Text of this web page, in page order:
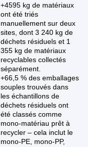
+4595 kg de matériaux
ont été triés
manuellement sur deux
sites, dont 3 240 kg de
déchets résiduels et 1
355 kg de matériaux
recyclables collectés
séparément.
+66,5 % des emballages
souples trouvés dans
les échantillons de
déchets résiduels ont
été classés comme
mono-matériau prêt à
recycler – cela inclut le
mono-PE, mono-PP,